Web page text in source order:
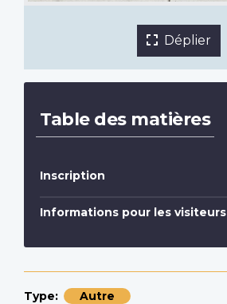
Déplier
Table des matières
Inscription
Informations pour les visiteurs
Type Autre